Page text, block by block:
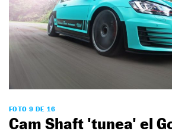
FOTO 9 DE 16
Cam Shaft 'tunea' el